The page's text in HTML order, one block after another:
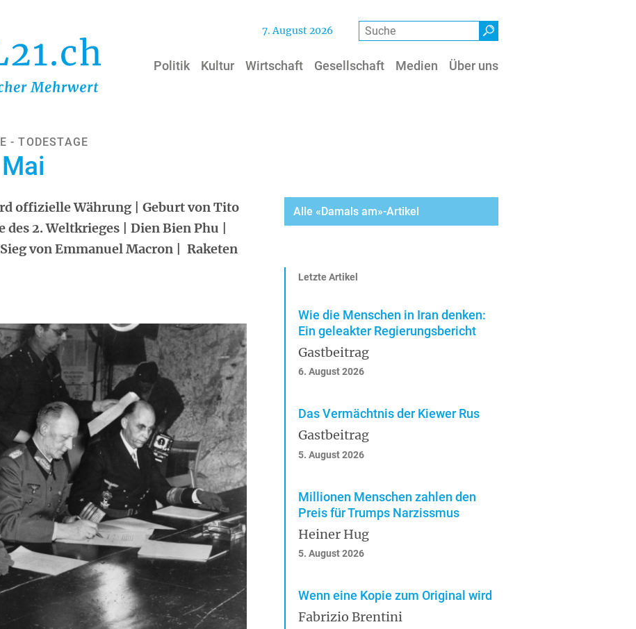
7. August 2026 Suche
Politik Kultur Wirtschaft Gesellschaft Medien Über uns
- TODESTAGE
offizielle Währung | Geburt von Tito
des 2. Weltkrieges | Dien Bien Phu |
von Emmanuel Macron | Raketen
Alle «Damals am»-Artikel
Letzte Artikel
Wie die Menschen in Iran denken:
Ein geleakter Regierungsbericht
Gastbeitrag
6. August 2026
Das Vermächtnis der Kiewer Rus
Gastbeitrag
5. August 2026
Millionen Menschen zahlen den
Preis für Trumps Narzissmus
Heiner Hug
5. August 2026
Wenn eine Kopie zum Original wird
Fabrizio Brentini